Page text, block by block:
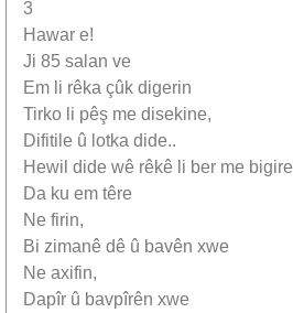
3
Hawar e!
Ji 85 salan ve
Em li rêka çûk digerin
Tirko li pêş me disekine,
Difitile û lotka dide..
Hewil dide wê rêkê li ber me bigire
Da ku em têre
Ne firin,
Bi zimanê dê û bavên xwe
Ne axifin,
Dapîr û bavpîrên xwe